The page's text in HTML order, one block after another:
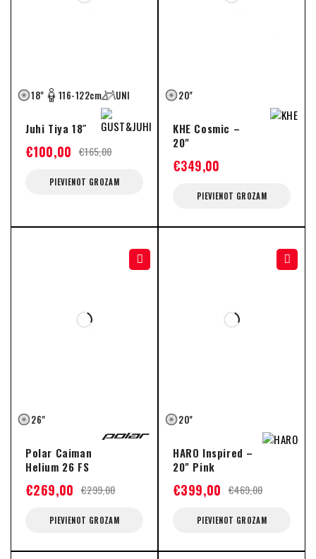
18" 116-122cm UNI
Juhi Tiya 18″
€165,00
€100,00
PIEVIENOT GROZAM
20"
KHE Cosmic –
20"
€349,00
PIEVIENOT GROZAM
26"
Polar Caiman
Helium 26 FS
€299,00
€269,00
PIEVIENOT GROZAM
20"
HARO Inspired –
20" Pink
€469,00
€399,00
PIEVIENOT GROZAM